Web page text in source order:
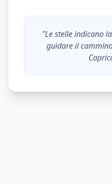
"Le stelle indicano
guidare il